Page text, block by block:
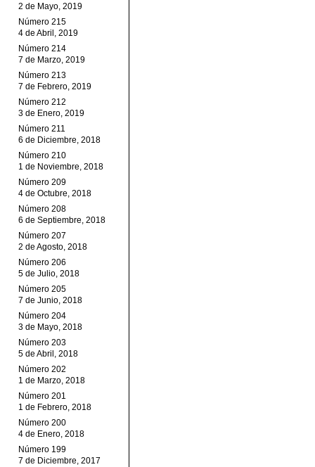
2 de Mayo, 2019
Número 215
4 de Abril, 2019
Número 214
7 de Marzo, 2019
Número 213
7 de Febrero, 2019
Número 212
3 de Enero, 2019
Número 211
6 de Diciembre, 2018
Número 210
1 de Noviembre, 2018
Número 209
4 de Octubre, 2018
Número 208
6 de Septiembre, 2018
Número 207
2 de Agosto, 2018
Número 206
5 de Julio, 2018
Número 205
7 de Junio, 2018
Número 204
3 de Mayo, 2018
Número 203
5 de Abril, 2018
Número 202
1 de Marzo, 2018
Número 201
1 de Febrero, 2018
Número 200
4 de Enero, 2018
Número 199
7 de Diciembre, 2017